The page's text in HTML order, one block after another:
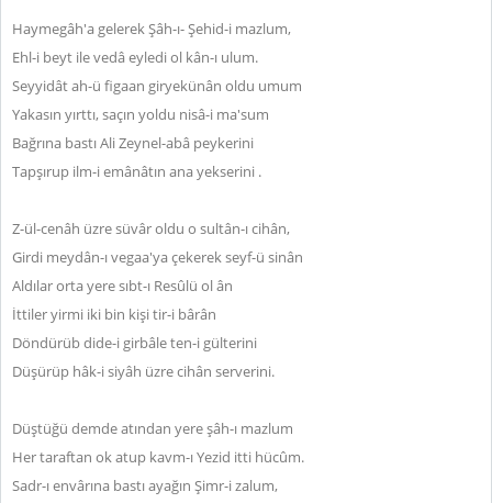
Haymegâh'a gelerek Şâh-ı- Şehid-i mazlum,
Ehl-i beyt ile vedâ eyledi ol kân-ı ulum.
Seyyidât ah-ü figaan giryekünân oldu umum
Yakasın yırttı, saçın yoldu nisâ-i ma'sum
Bağrına bastı Ali Zeynel-abâ peykerini
Tapşırup ilm-i emânâtın ana yekserini .
Z-ül-cenâh üzre süvâr oldu o sultân-ı cihân,
Girdi meydân-ı vegaa'ya çekerek seyf-ü sinân
Aldılar orta yere sıbt-ı Resûlü ol ân
İttiler yirmi iki bin kişi tir-i bârân
Döndürüb dide-i girbâle ten-i gülterini
Düşürüp hâk-i siyâh üzre cihân serverini.
Düştüğü demde atından yere şâh-ı mazlum
Her taraftan ok atup kavm-ı Yezid itti hücûm.
Sadr-ı envârına bastı ayağın Şimr-i zalum,